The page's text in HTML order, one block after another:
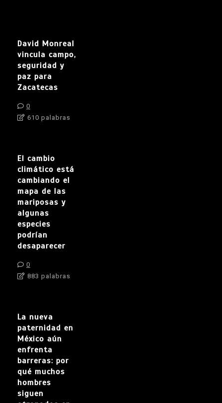
David Monreal
vincula campo,
seguridad y
paz para
Zacatecas
0
610 palabras
El cambio
climático está
cambiando el
mapa de las
mariposas y
algunas
especies
podrían
desaparecer
0
883 palabras
La nueva
paternidad en
México aún
enfrenta
barreras: por
qué muchos
hombres
siguen